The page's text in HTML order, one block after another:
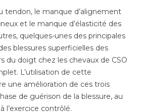
tendon, le manque d’alignement
et le manque d’élasticité des
quelques-unes des principales
blessures superficielles des
du doigt chez les chevaux de CSO
L’utilisation de cette
une amélioration de ces trois
de guérison de la blessure, au
l’exercice contrôlé.